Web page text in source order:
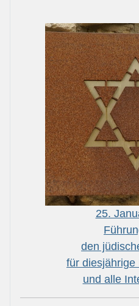
25.
den
für diesjährige
und alle